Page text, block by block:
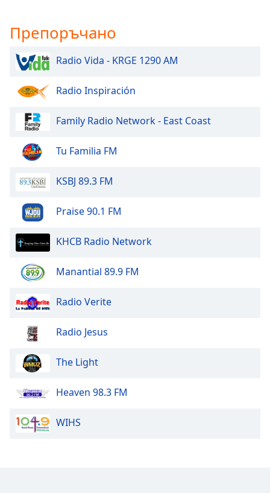
Препоръчано
Radio Vida - KRGE 1290 AM
Radio Inspiración
Family Radio Network - East Coast
Tu Familia FM
KSBJ 89.3 FM
Praise 90.1 FM
KHCB Radio Network
Manantial 89.9 FM
Radio Verite
Radio Jesus
The Light
Heaven 98.3 FM
WIHS